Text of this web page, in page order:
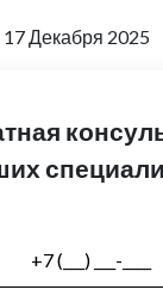
Декабря 2025